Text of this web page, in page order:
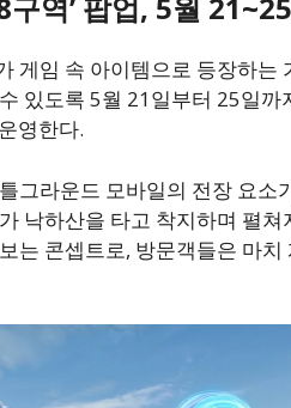
구역’ 팝업, 5월
게임 속 아이템으로 등장하는
있도록 5월 21일부터 25일
영한다.
그라운드 모바일의 전장 요소
낙하산을 타고 착지하며 펼쳐
는 콘셉트로, 방문객들은 마